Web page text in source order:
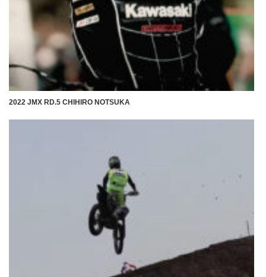
2022 JMX RD.5 CHIHIRO NOTSUKA